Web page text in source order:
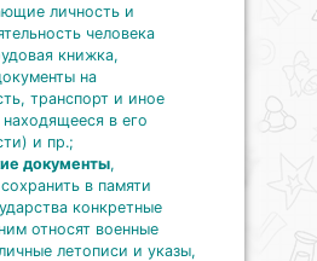
личность и
человека
книжка,
на
транспорт и иное
в его
и пр.;
документы,
в памяти
конкретные
относят военные
летописи и указы,